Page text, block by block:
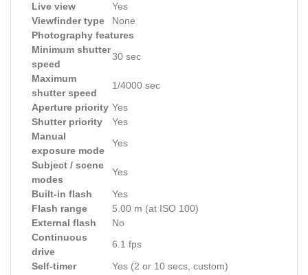
Live view
Yes
Viewfinder type
None
Photography features
Minimum shutter
speed
30 sec
Maximum
shutter speed
1/4000 sec
Aperture priority Yes
Shutter priority
Yes
Manual
exposure mode
Yes
Subject / scene
modes
Yes
Built-in flash
Yes
Flash range
5.00 m (at ISO 100)
External flash
No
Continuous
drive
6.1 fps
Self-timer
Yes (2 or 10 secs, custom)